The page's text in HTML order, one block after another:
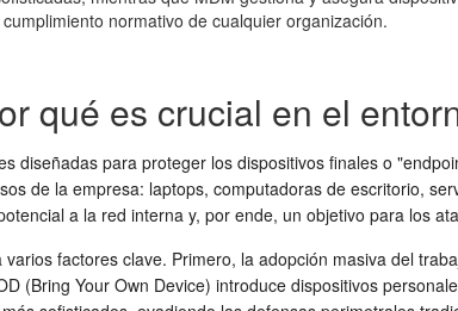
normativo de cualquier organización.
qué es crucial en el
diseñadas para proteger los dispositivos finales o
de la empresa: laptops, computadoras de escritorio,
a la red interna y, por ende, un objetivo para los
factores clave. Primero, la adopción masiva del
(Bring Your Own Device) introduce dispositivos